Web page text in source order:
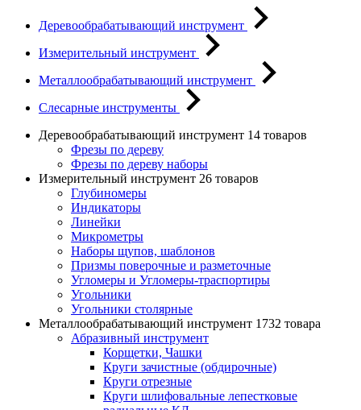
Деревообрабатывающий инструмент
Измерительный инструмент
Металлообрабатывающий инструмент
Слесарные инструменты
Деревообрабатывающий инструмент 14 товаров
Фрезы по дереву
Фрезы по дереву наборы
Измерительный инструмент 26 товаров
Глубиномеры
Индикаторы
Линейки
Микрометры
Наборы щупов, шаблонов
Призмы поверочные и разметочные
Угломеры и Угломеры-траспортиры
Угольники
Угольники столярные
Металлообрабатывающий инструмент 1732 товара
Абразивный инструмент
Корщетки, Чашки
Круги зачистные (обдирочные)
Круги отрезные
Круги шлифовальные лепестковые